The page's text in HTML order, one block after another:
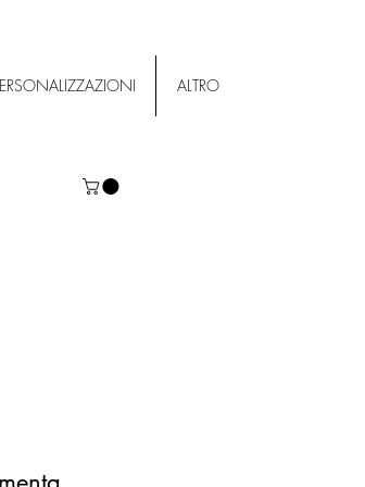
ALTRO